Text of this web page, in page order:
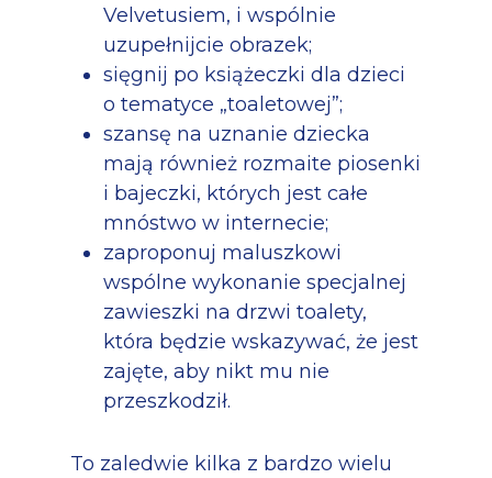
Velvetusiem, i wspólnie
uzupełnijcie obrazek;
sięgnij po książeczki dla dzieci
o tematyce „toaletowej”;
szansę na uznanie dziecka
mają również rozmaite piosenki
i bajeczki, których jest całe
mnóstwo w internecie;
zaproponuj maluszkowi
wspólne wykonanie specjalnej
zawieszki na drzwi toalety,
która będzie wskazywać, że jest
zajęte, aby nikt mu nie
przeszkodził.
To zaledwie kilka z bardzo wielu